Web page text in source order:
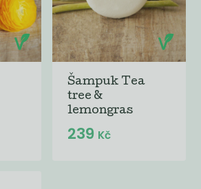
Šampuk Tea
tree &
lemongras
239 Kč